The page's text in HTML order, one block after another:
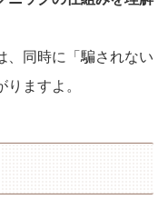
、同時に「騙されない
ますよ。